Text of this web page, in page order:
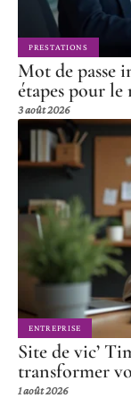
PRESTATIONS
Mot de passe
étapes pour
3 août 2026
ENTREPRISE
Site de vic’
transformer
1 août 2026